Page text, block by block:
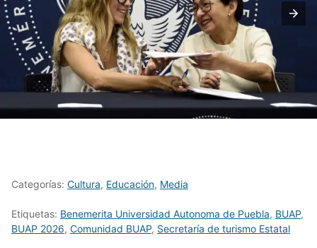
Categorías: Cultura, Educación, Media
Etiquetas: Benemerita Universidad Autonoma de Puebla, BUAP,
BUAP 2026, Comunidad BUAP, Secretaría de turismo Estatal